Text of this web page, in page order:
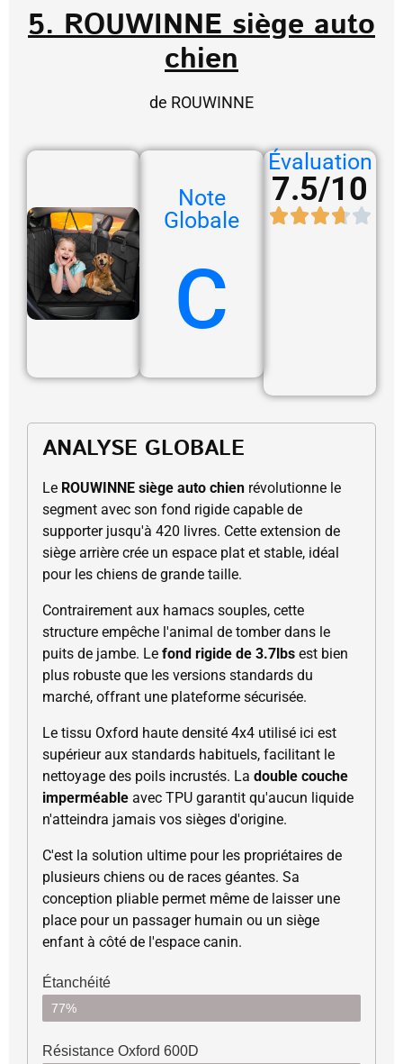
5. ROUWINNE siège auto
chien
de ROUWINNE
Note
Globale
C
Évaluation
7.5/10
ANALYSE GLOBALE
Le ROUWINNE siège auto chien révolutionne le
segment avec son fond rigide capable de
supporter jusqu'à 420 livres. Cette extension de
siège arrière crée un espace plat et stable, idéal
pour les chiens de grande taille.
Contrairement aux hamacs souples, cette
structure empêche l'animal de tomber dans le
puits de jambe. Le fond rigide de 3.7lbs est bien
plus robuste que les versions standards du
marché, offrant une plateforme sécurisée.
Le tissu Oxford haute densité 4x4 utilisé ici est
supérieur aux standards habituels, facilitant le
nettoyage des poils incrustés. La double couche
imperméable avec TPU garantit qu'aucun liquide
n'atteindra jamais vos sièges d'origine.
C'est la solution ultime pour les propriétaires de
plusieurs chiens ou de races géantes. Sa
conception pliable permet même de laisser une
place pour un passager humain ou un siège
enfant à côté de l'espace canin.
Étanchéité
77%
Résistance Oxford 600D